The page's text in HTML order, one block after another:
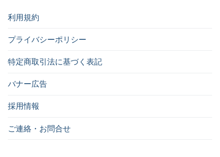
利用規約
プライバシーポリシー
特定商取引法に基づく表記
バナー広告
採用情報
ご連絡・お問合せ